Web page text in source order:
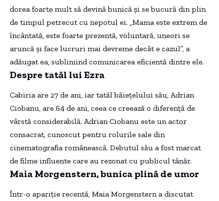
dorea foarte mult să devină bunică și se bucură din plin
de timpul petrecut cu nepotul ei. „Mama este extrem de
încântată, este foarte prezentă, voluntară, uneori se
aruncă și face lucruri mai devreme decât e cazul”, a
adăugat ea, subliniind comunicarea eficientă dintre ele.
Despre tatăl lui Ezra
Cabiria are 27 de ani, iar tatăl băiețelului său, Adrian
Ciobanu, are 64 de ani, ceea ce creează o diferență de
vârstă considerabilă. Adrian Ciobanu este un actor
consacrat, cunoscut pentru rolurile sale din
cinematografia românească. Debutul său a fost marcat
de filme influente care au rezonat cu publicul tânăr.
Maia Morgenstern, bunica plină de umor
Într-o apariție recentă, Maia Morgenstern a discutat